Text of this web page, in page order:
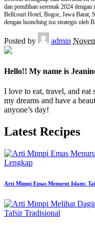
dan pemilihan serentak 2024
Bellcourt Hotel, Bogor, Jawa Barat,
dengan luonching isu strategis oleh
Posted by admin
Hello!! My name is
I love to eat, travel, and eat
my dreams and have a
anyone’s day!
Latest Recipes
Arti Mimpi Emas Menurut Islam: